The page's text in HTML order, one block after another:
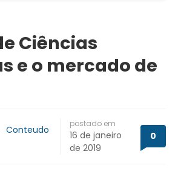
Ciências
e o mercado de
Conteudo
postado em
16 de janeiro
de 2019
0